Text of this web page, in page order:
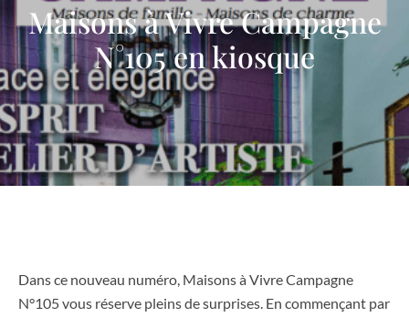
Maisons à Vivre Campagne
N°105 en kiosque
Dans ce nouveau numéro, Maisons à Vivre Campagne
N°105 vous réserve pleins de surprises. En commençant par